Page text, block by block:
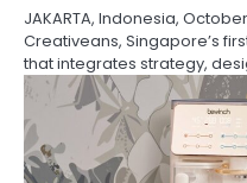
JAKARTA, Indonesia,
Creativeans, Singapore’s
that integrates strategy,